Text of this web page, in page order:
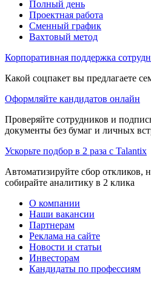
Полный день
Проектная работа
Сменный график
Вахтовый метод
Корпоративная поддержка
Какой соцпакет вы предлагаете
Оформляйте кандидатов онлайн
Проверяйте сотрудников и
документы без бумаг и личных
Ускорьте подбор в 2 раза с Talantix
Автоматизируйте сбор откликов,
собирайте аналитику в 2 клика
О компании
Наши вакансии
Партнерам
Реклама на сайте
Новости и статьи
Инвесторам
Кандидаты по профессиям